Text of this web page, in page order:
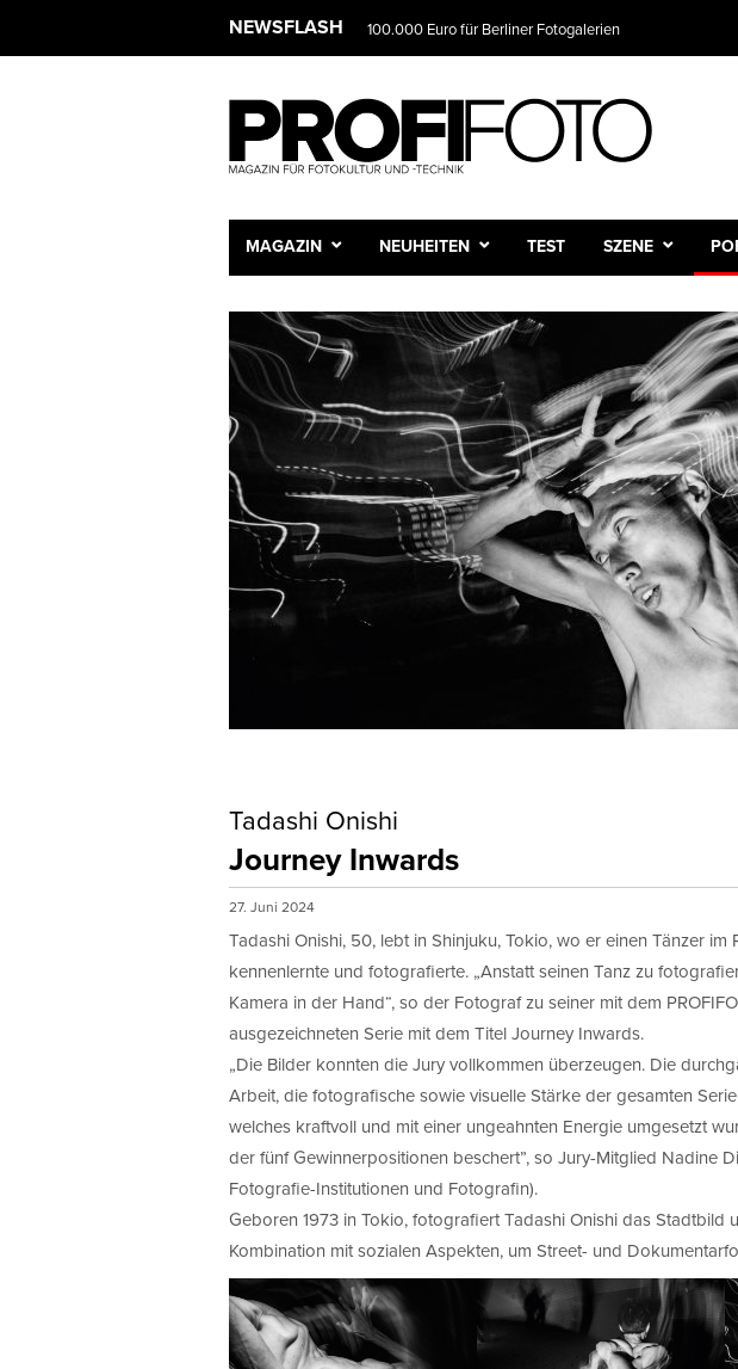
NEWSFLASH 100.000 Euro für Berliner Fotogalerien
MAGAZIN NEUHEITEN TEST SZENE
Tadashi Onishi
Journey Inwards
27. Juni 2024
Tadashi Onishi, 50, lebt in Shinjuku, Tokio, wo er einen Tänzer im
kennenlernte und fotografierte. „Anstatt seinen Tanz zu
Kamera in der Hand“, so der Fotograf zu seiner mit dem
ausgezeichneten Serie mit dem Titel Journey Inwards.
„Die Bilder konnten die Jury vollkommen überzeugen. Die
Arbeit, die fotografische sowie visuelle Stärke der gesamten
welches kraftvoll und mit einer ungeahnten Energie umgesetzt
der fünf Gewinnerpositionen beschert”, so Jury-Mitglied Nadine
Fotografie-Institutionen und Fotografin).
Geboren 1973 in Tokio, fotografiert Tadashi Onishi das Stadtbild
Kombination mit sozialen Aspekten, um Street- und